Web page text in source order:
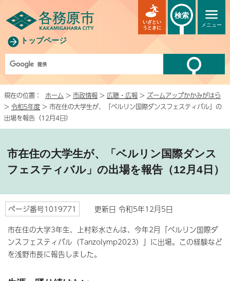
トップページ
メニュー
いざとい
うときに
検索
現在の位置： ホーム > 市政情報 > 広聴・広報 > ズームアップかかみがはら
> 令和5年度 > 市在住の大学生が、「ベルリン国際ダンスフェスティバル」の
出場を報告（12月4日）
市在住の大学生が、「ベルリン国際ダンス
フェスティバル」の出場を報告（12月4日）
ページ番号1019771
更新日 令和5年12月5日
市在住の大学3年生、上村彩水さんは、今年2月「ベルリン国際ダ
ンスフェスティバル（Tanzolymp2023）」に出場。この経験など
を浅野市長に報告しました。